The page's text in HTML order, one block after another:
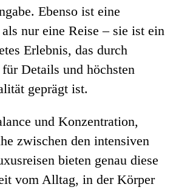
Ebenso ist eine
nur eine Reise – sie ist ein
Erlebnis, das durch
Details und höchsten
geprägt ist.
und Konzentration,
zwischen den intensiven
bieten genau diese
vom Alltag, in der Körper